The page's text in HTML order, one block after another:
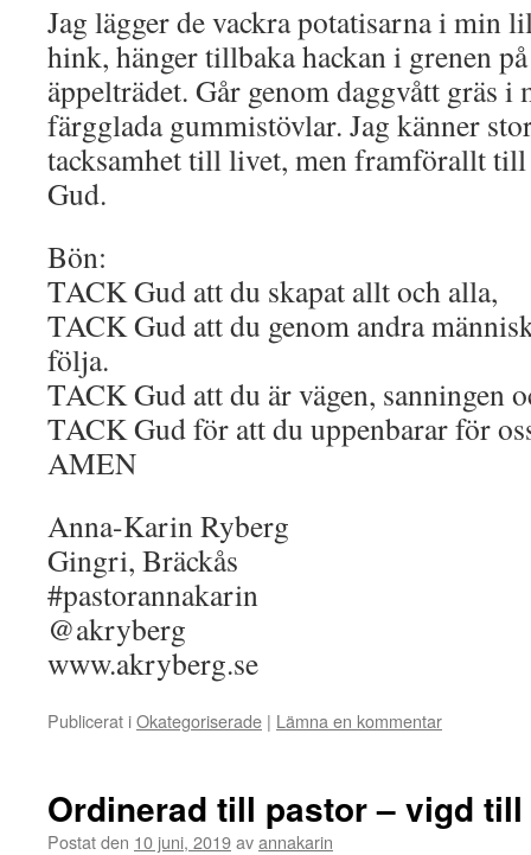
Jag lägger de vackra potatisarna i min
hink, hänger tillbaka hackan i grenen på
äppelträdet. Går genom daggvått gräs i
färgglada gummistövlar. Jag känner
tacksamhet till livet, men framförallt till
Gud.
Bön:
TACK Gud att du skapat allt och alla,
TACK Gud att du genom andra
följa.
TACK Gud att du är vägen, sanningen
TACK Gud för att du uppenbarar för
AMEN
Anna-Karin Ryberg
Gingri, Bräckås
#pastorannakarin
@akryberg
www.akryberg.se
Publicerat iOkategoriserade | Lämna en kommentar
Ordinerad till pastor – vigd
Postat den 10 juni, 2019avannakarin